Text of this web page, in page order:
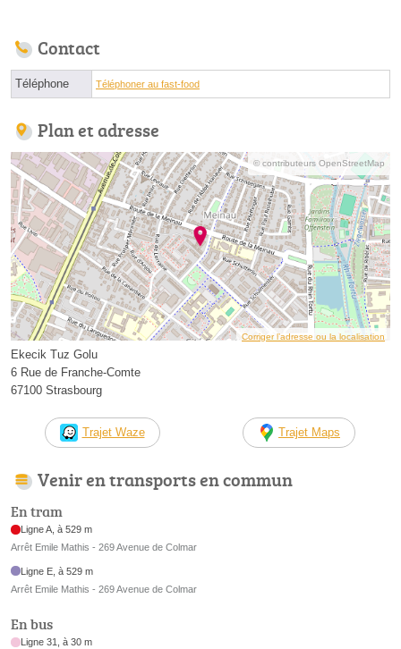
Contact
Téléphone Téléphoner au fast-food
Plan et adresse
© contributeurs OpenStreetMap
Corriger l’adresse ou la localisation
Ekecik Tuz Golu
6 Rue de Franche-Comte
67100 Strasbourg
Trajet Waze Trajet Maps
Venir en transports en commun
En tram
Ligne A, à 529 m
Arrêt Emile Mathis - 269 Avenue de Colmar
Ligne E, à 529 m
Arrêt Emile Mathis - 269 Avenue de Colmar
En bus
Ligne 31, à 30 m